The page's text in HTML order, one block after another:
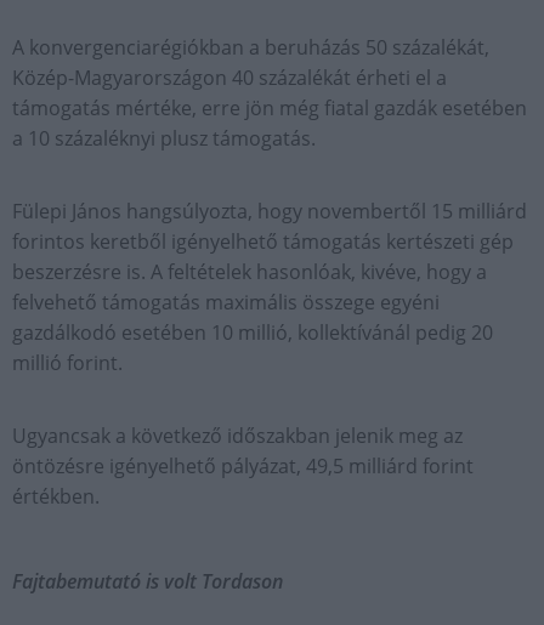
A konvergenciarégiókban a beruházás 50 százalékát,
Közép-Magyarországon 40 százalékát érheti el a
támogatás mértéke, erre jön még fiatal gazdák esetében
a 10 százaléknyi plusz támogatás.
Fülepi János hangsúlyozta, hogy novembertől 15 milliárd
forintos keretből igényelhető támogatás kertészeti gép
beszerzésre is. A feltételek hasonlóak, kivéve, hogy a
felvehető támogatás maximális összege egyéni
gazdálkodó esetében 10 millió, kollektívánál pedig 20
millió forint.
Ugyancsak a következő időszakban jelenik meg az
öntözésre igényelhető pályázat, 49,5 milliárd forint
értékben.
Fajtabemutató is volt Tordason